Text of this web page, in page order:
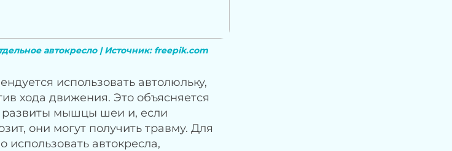
автокресло | Источник: freepik.com
использовать автолюльку,
хода движения. Это объясняется
развиты мышцы шеи и, если
они могут получить травму. Для
использовать автокресла,